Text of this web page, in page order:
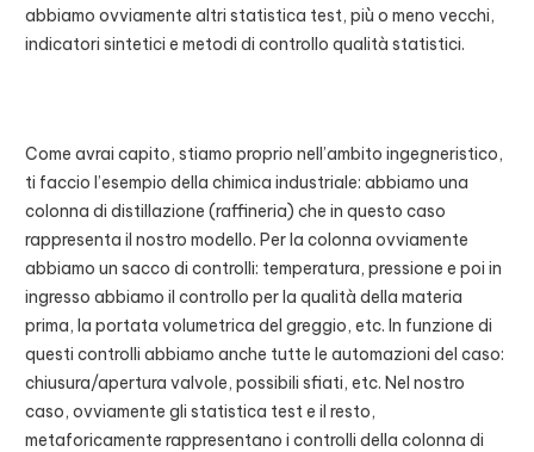
abbiamo ovviamente altri statistica test, più o meno vecchi,
indicatori sintetici e metodi di controllo qualità statistici.
Come avrai capito, stiamo proprio nell’ambito ingegneristico,
ti faccio l’esempio della chimica industriale: abbiamo una
colonna di distillazione (raffineria) che in questo caso
rappresenta il nostro modello. Per la colonna ovviamente
abbiamo un sacco di controlli: temperatura, pressione e poi in
ingresso abbiamo il controllo per la qualità della materia
prima, la portata volumetrica del greggio, etc. In funzione di
questi controlli abbiamo anche tutte le automazioni del caso:
chiusura/apertura valvole, possibili sfiati, etc. Nel nostro
caso, ovviamente gli statistica test e il resto,
metaforicamente rappresentano i controlli della colonna di